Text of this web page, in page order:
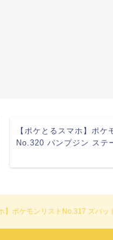
【ポケとるスマホ】ポケ
No.320 パンプジン ステ
】ポケモンリストNo.317 ズバッ